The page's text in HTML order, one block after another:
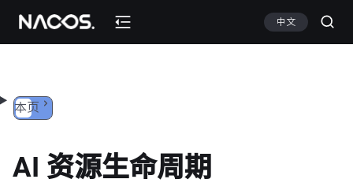
跳转到内容 中文
本页
AI 资源生命周期